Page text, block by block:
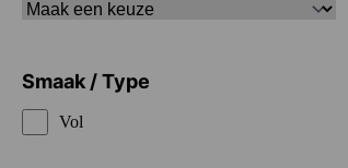
Smaak / Type
Vol